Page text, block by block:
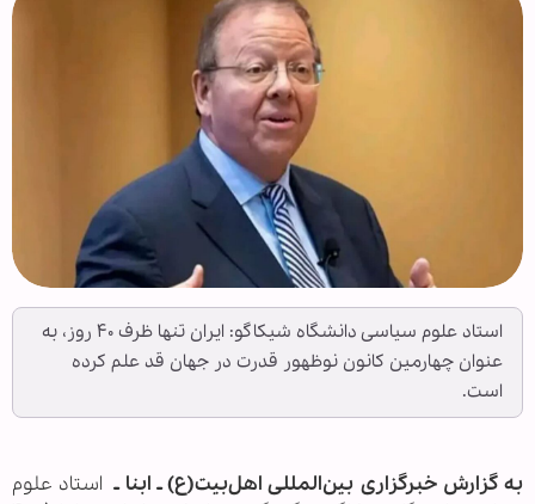
استاد علوم سیاسی دانشگاه شیکاگو: ایران تنها ظرف ۴۰ روز، به
عنوان چهارمین کانون نوظهور قدرت در جهان قد علم کرده
است.
به گزارش خبرگزاری بین‌المللی اهل‌بیت(ع) ـ ابنا ـاستاد علوم